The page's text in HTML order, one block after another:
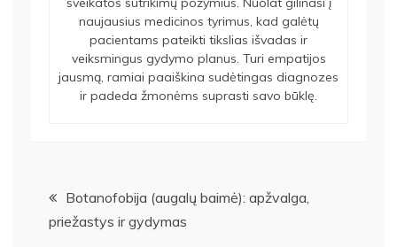
naujausius medicinos tyrimus, kad galėtų
pacientams pateikti tikslias išvadas ir
veiksmingus gydymo planus. Turi empatijos
jausmą, ramiai paaiškina sudėtingas diagnozes
ir padeda žmonėms suprasti savo būklę.
Navigacija
tarp
Botanofobija (augalų baimė): apžvalga,
priežastys ir gydymas